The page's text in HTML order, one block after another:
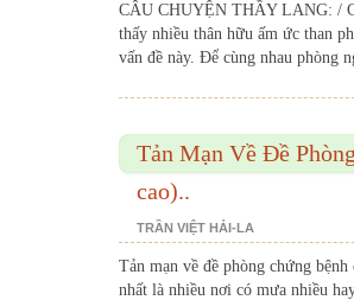
CÂU CHUYỆN THẦY LANG: /
thấy nhiều thân hữu ấm ức than
vấn đề này. Để cùng nhau phòng
Tản Mạn Về Đề
cao)..
TRẦN VIỆT HẢI-LA
Tản mạn về đề phòng chứng
nhất là nhiều nơi có mưa nhiều